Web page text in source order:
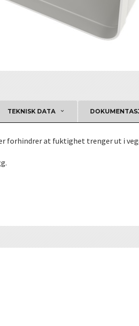
TEKNISK DATA
forhindrer at fuktighet trenger ut i